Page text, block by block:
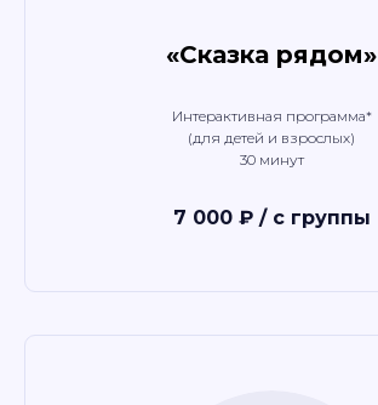
«Сказка рядом»
Интерактивная программа*
(для детей и взрослых)
30 минут
7 000 ₽ / с группы